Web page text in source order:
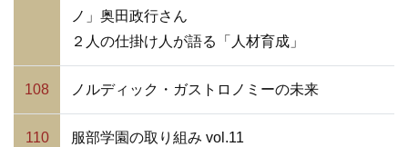
ノ」奥田政行さん
２人の仕掛け人が語る「人材育成」
108 ノルディック・ガストロノミーの未来
110
服部学園の取り組み vol.11